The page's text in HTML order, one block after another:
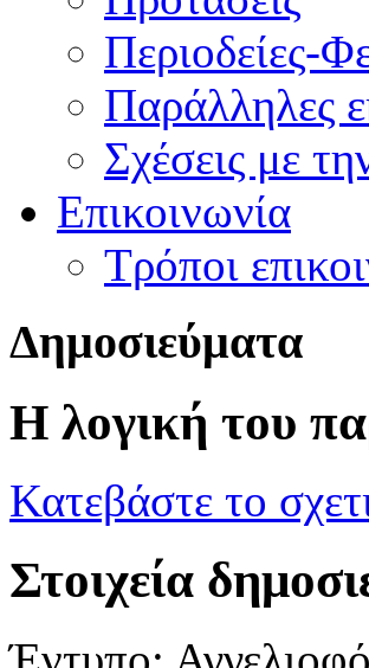
Περιοδείες-
Παράλληλες
Σχέσεις με
Επικοινωνία
Τρόποι
Δημοσιεύματα
Η λογική του
Κατεβάστε το
Στοιχεία